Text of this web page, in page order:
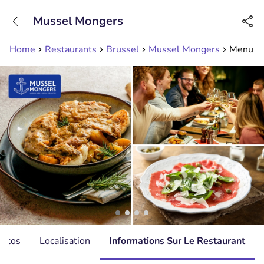
Disponible jusqu'à 23:00 heures
Home Restaurants Brussel Mussel Mongers Menu
Mussel Mongers
Localisation Informations Sur Le Restaurant